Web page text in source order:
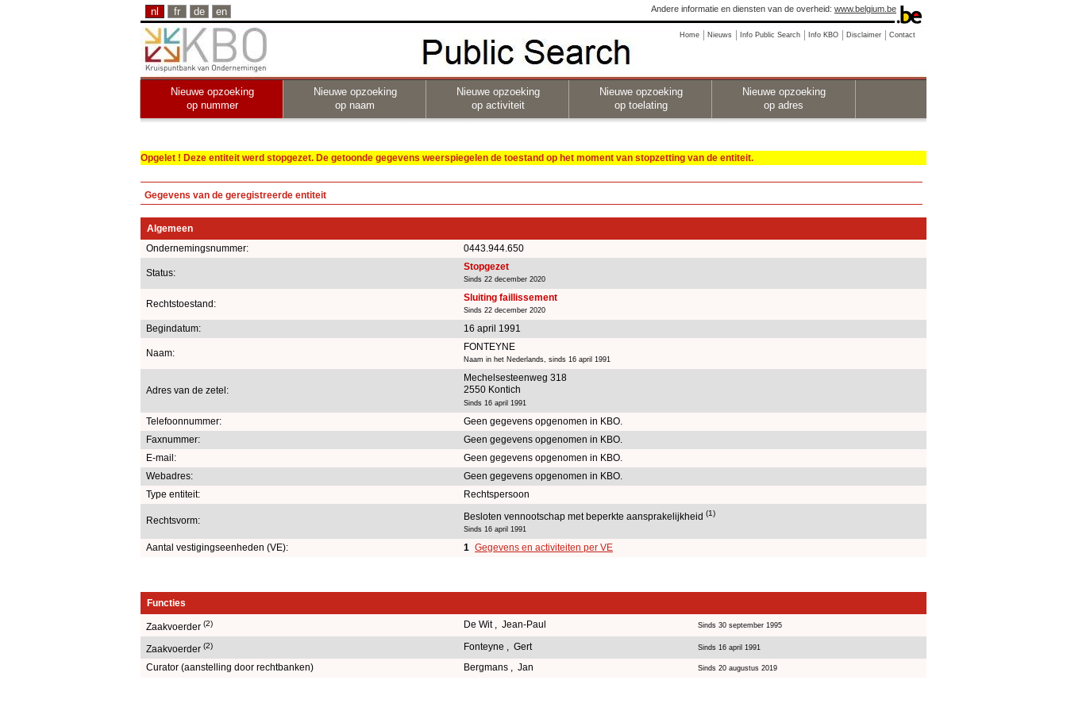
nl fr de en Andere informatie en diensten van de overheid: www.belgium.be
Home Nieuws Info Public Search Info KBO Disclaimer Contact
Nieuwe opzoeking
op nummer
Nieuwe opzoeking
op naam
Nieuwe opzoeking
op activiteit
Nieuwe opzoeking
op toelating
Nieuwe opzoeking
op adres
Opgelet ! Deze entiteit werd stopgezet. De getoonde gegevens weerspiegelen de toestand op het moment van stopzetting van de entiteit.
Gegevens van de geregistreerde entiteit
Algemeen
Ondernemingsnummer:
0443.944.650
Status:
Stopgezet
Sinds 22 december 2020
Rechtstoestand:
Sluiting faillissement
Sinds 22 december 2020
Begindatum: 16 april 1991
Naam:
FONTEYNE
Naam in het Nederlands, sinds 16 april 1991
Adres van de zetel:
Mechelsesteenweg 318
2550 Kontich
Sinds 16 april 1991
Telefoonnummer:
Geen gegevens opgenomen in KBO.
Faxnummer:
Geen gegevens opgenomen in KBO.
E-mail:
Geen gegevens opgenomen in KBO.
Webadres:
Geen gegevens opgenomen in KBO.
Type entiteit:
Rechtspersoon
Rechtsvorm: Besloten vennootschap met beperkte aansprakelijkheid (1)
Sinds 16 april 1991
Aantal vestigingseenheden (VE): 1 Gegevens en activiteiten per VE
Functies
Zaakvoerder (2) De Wit , Jean-Paul Sinds 30 september 1995
Zaakvoerder (2) Fonteyne , Gert Sinds 16 april 1991
Curator (aanstelling door rechtbanken) Bergmans , Jan Sinds 20 augustus 2019